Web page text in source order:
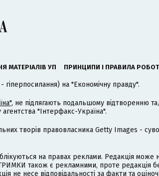
МАТЕРІАЛІВ УП ПРИНЦИПИ І ПРАВИЛА
на "Економічну правду".
, не підлягають подальшому відтворенню
"Інтерфакс-Україна".
творів правовласника Getty Images -
на правах реклами. Редакція може
також є рекламними, проте редакція
не несе відповідальності за факти та